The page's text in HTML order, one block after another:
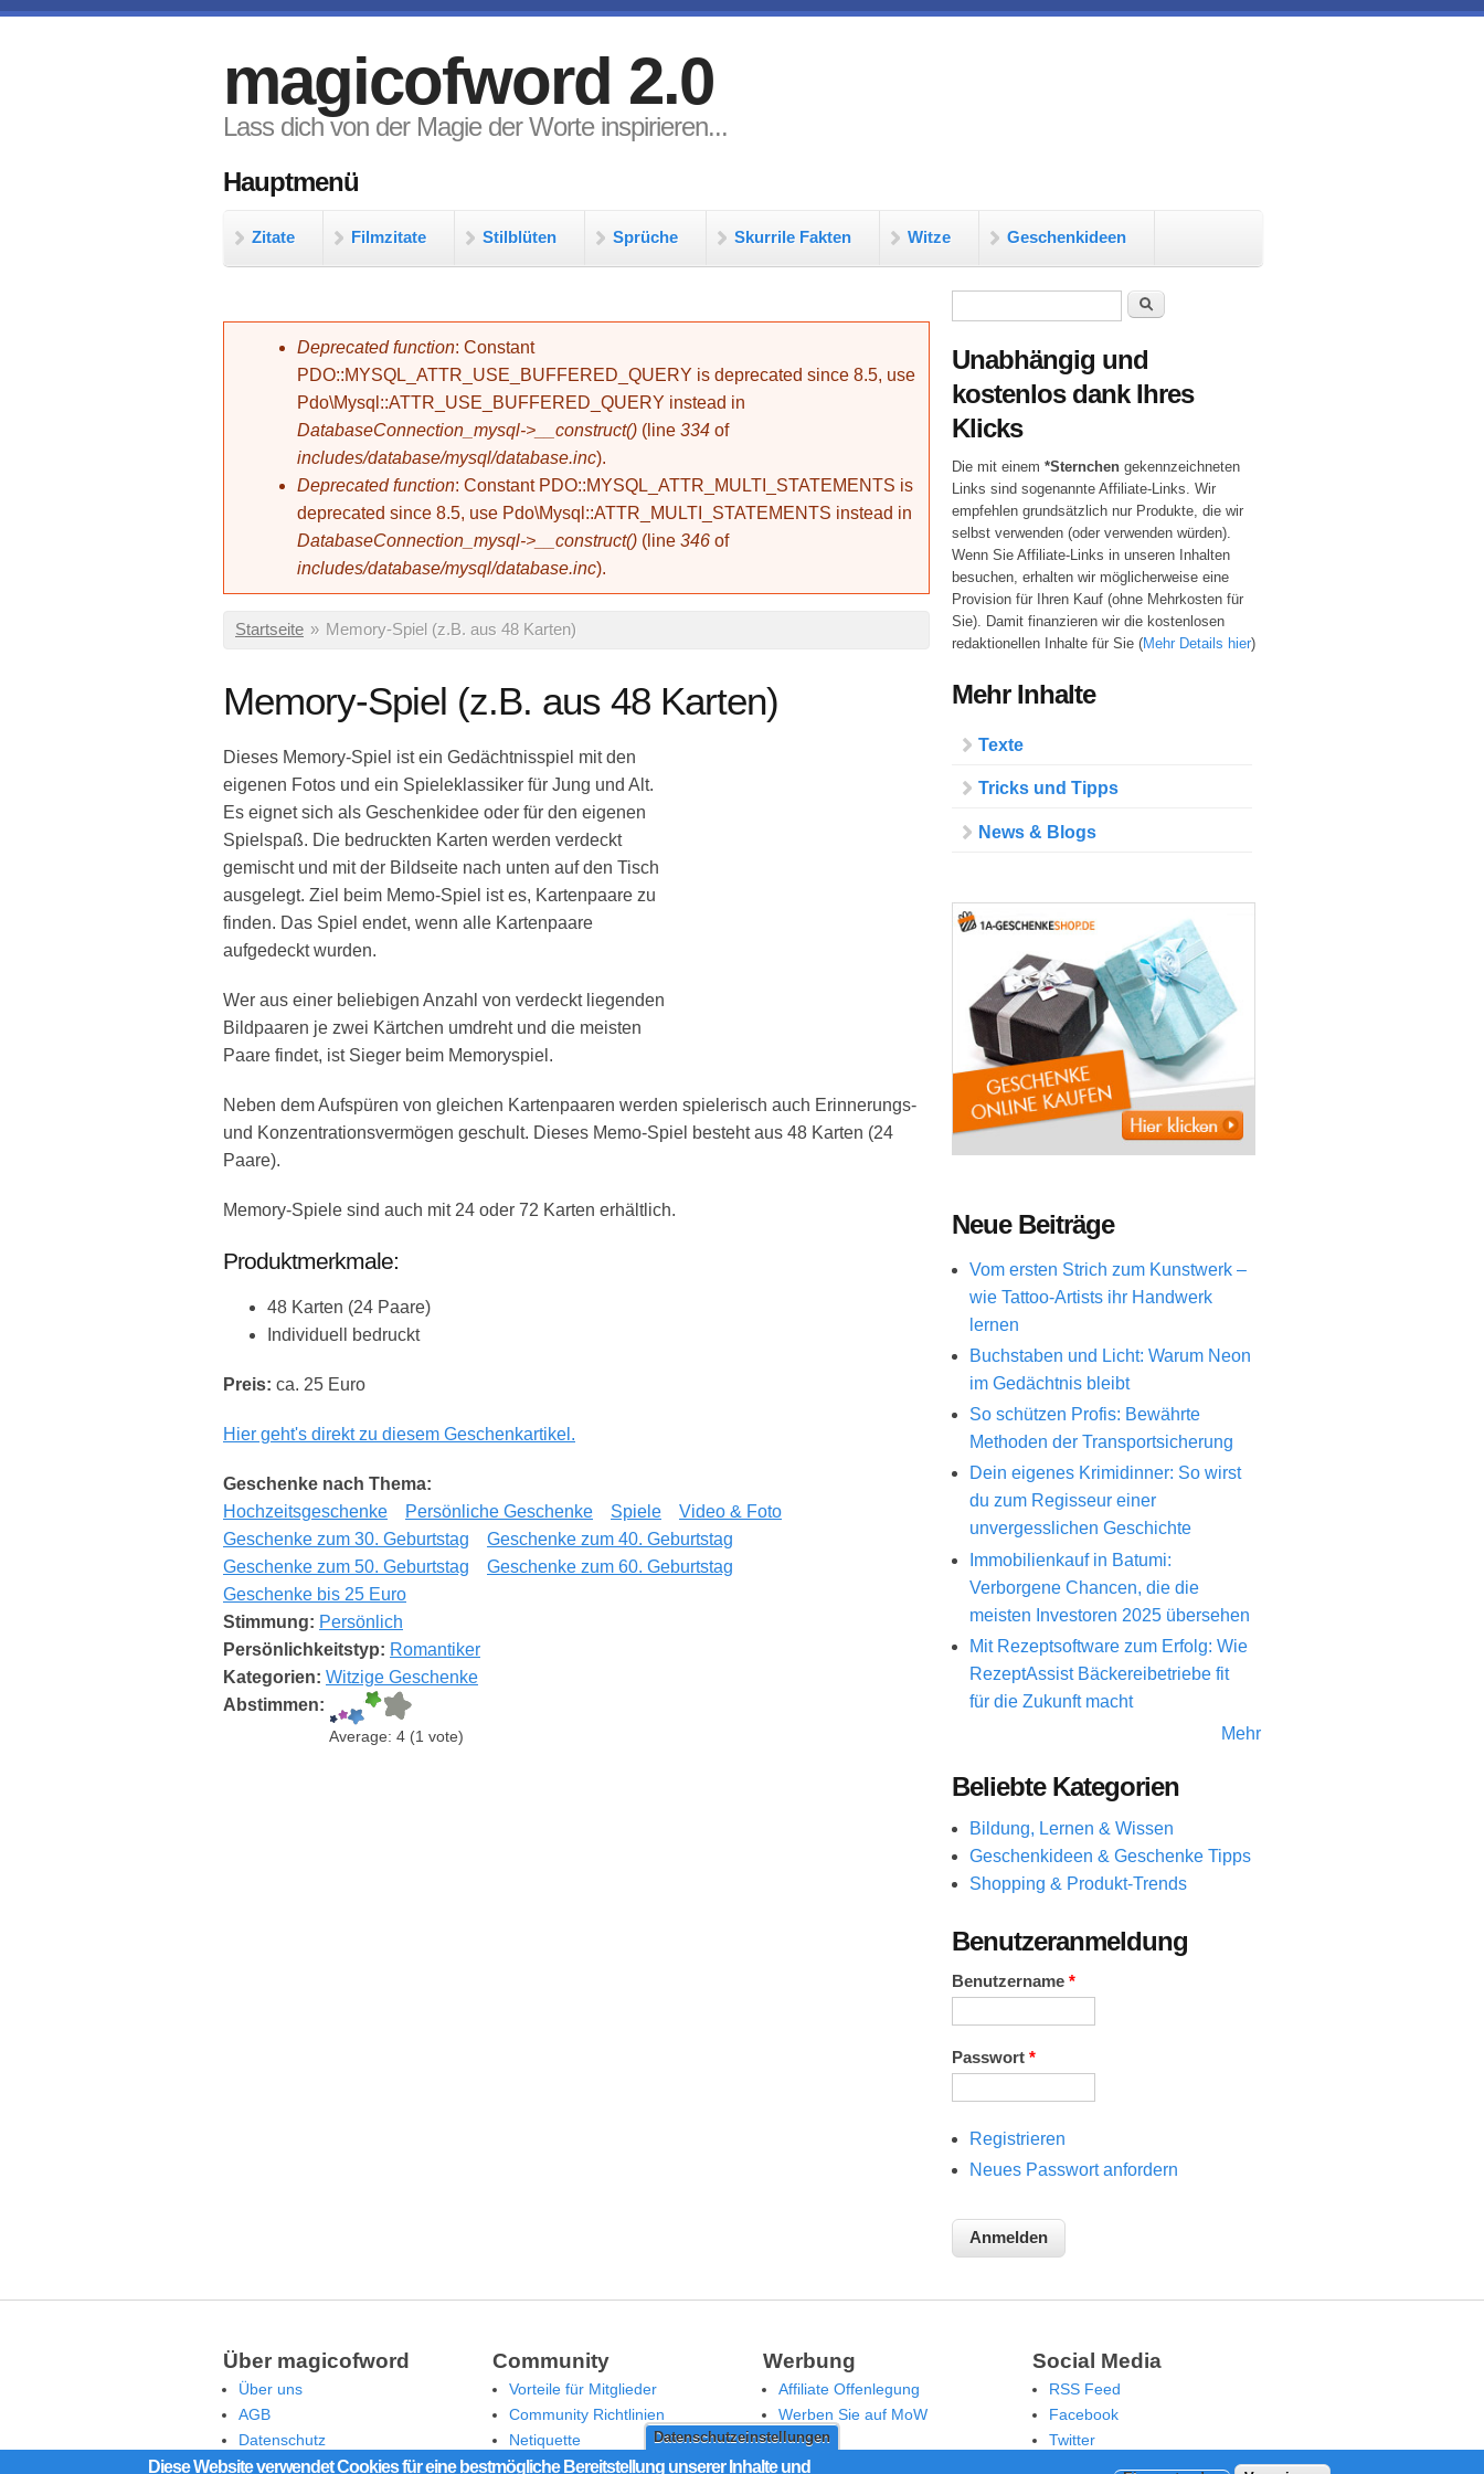
Datenschutzeinstellungen
Diese Website verwendet Cookies für eine bestmögliche Bereitstellung unserer Inhalte und
magicofword 2.0
Lass dich von der Magie der Worte inspirieren...
Hauptmenü
Zitate Filmzitate Stilblüten Sprüche Skurrile Fakten Witze Geschenkideen
Fehlermeldung
Deprecated function: Constant
PDO::MYSQL_ATTR_USE_BUFFERED_QUERY is deprecated since 8.5, use
Pdo\Mysql::ATTR_USE_BUFFERED_QUERY instead in
DatabaseConnection_mysql->__construct() (line 334 of
includes/database/mysql/database.inc).
Deprecated function: Constant PDO::MYSQL_ATTR_MULTI_STATEMENTS is
deprecated since 8.5, use Pdo\Mysql::ATTR_MULTI_STATEMENTS instead in
DatabaseConnection_mysql->__construct() (line 346 of
includes/database/mysql/database.inc).
Sie sind hier
Startseite » Memory-Spiel (z.B. aus 48 Karten)
Memory-Spiel (z.B. aus 48 Karten)
Dieses Memory-Spiel ist ein Gedächtnisspiel mit den
eigenen Fotos und ein Spieleklassiker für Jung und Alt.
Es eignet sich als Geschenkidee oder für den eigenen
Spielspaß. Die bedruckten Karten werden verdeckt
gemischt und mit der Bildseite nach unten auf den Tisch
ausgelegt. Ziel beim Memo-Spiel ist es, Kartenpaare zu
finden. Das Spiel endet, wenn alle Kartenpaare
aufgedeckt wurden.
Wer aus einer beliebigen Anzahl von verdeckt liegenden
Bildpaaren je zwei Kärtchen umdreht und die meisten
Paare findet, ist Sieger beim Memoryspiel.
Neben dem Aufspüren von gleichen Kartenpaaren werden spielerisch auch Erinnerungs-
und Konzentrationsvermögen geschult. Dieses Memo-Spiel besteht aus 48 Karten (24
Paare).
Memory-Spiele sind auch mit 24 oder 72 Karten erhältlich.
Produktmerkmale:
48 Karten (24 Paare)
Individuell bedruckt
Preis: ca. 25 Euro
Hier geht's direkt zu diesem Geschenkartikel.
Geschenke nach Thema:
Hochzeitsgeschenke
Persönliche Geschenke Spiele
Video & Foto
Geschenke zum 30. Geburtstag
Geschenke zum 40. Geburtstag
Geschenke zum 50. Geburtstag
Geschenke zum 60. Geburtstag
Geschenke bis 25 Euro
Stimmung: Persönlich
Persönlichkeitstyp: Romantiker
Kategorien: Witzige Geschenke
Abstimmen:
Average: 4 (1 vote)
Suche
Unabhängig und
kostenlos dank Ihres
Klicks
Die mit einem *Sternchen gekennzeichneten
Links sind sogenannte Affiliate-Links. Wir
empfehlen grundsätzlich nur Produkte, die wir
selbst verwenden (oder verwenden würden).
Wenn Sie Affiliate-Links in unseren Inhalten
besuchen, erhalten wir möglicherweise eine
Provision für Ihren Kauf (ohne Mehrkosten für
Sie). Damit finanzieren wir die kostenlosen
redaktionellen Inhalte für Sie (Mehr Details hier)
Mehr Inhalte
Texte
Tricks und Tipps
News & Blogs
Neue Beiträge
Vom ersten Strich zum Kunstwerk –
wie Tattoo-Artists ihr Handwerk
lernen
Buchstaben und Licht: Warum Neon
im Gedächtnis bleibt
So schützen Profis: Bewährte
Methoden der Transportsicherung
Dein eigenes Krimidinner: So wirst
du zum Regisseur einer
unvergesslichen Geschichte
Immobilienkauf in Batumi:
Verborgene Chancen, die die
meisten Investoren 2025 übersehen
Mit Rezeptsoftware zum Erfolg: Wie
RezeptAssist Bäckereibetriebe fit
für die Zukunft macht
Mehr
Beliebte Kategorien
Bildung, Lernen & Wissen
Geschenkideen & Geschenke Tipps
Shopping & Produkt-Trends
Benutzeranmeldung
Benutzername *
Passwort *
Registrieren
Neues Passwort anfordern
Über magicofword
Über uns
AGB
Datenschutz
Rechtliche Hinweise
Community
Vorteile für Mitglieder
Community Richtlinien
Netiquette
Moderation
Werbung
Affiliate Offenlegung
Werben Sie auf MoW
Social Media
RSS Feed
Facebook
Twitter